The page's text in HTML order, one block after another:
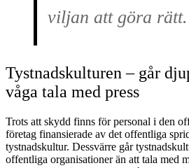
viljan att göra
Tystnadskulturen – går
våga tala med press
Trots att skydd finns för personal i den
företag finansierade av det offentliga
tystnadskultur. Dessvärre går
offentliga organisationer än att tala med